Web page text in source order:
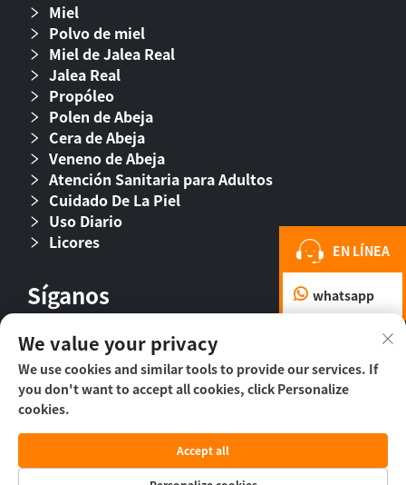
EN LÍNEA
whatsapp
Miel
Polvo de miel
Miel de Jalea Real
Jalea Real
Propóleo
Polen de Abeja
Cera de Abeja
Veneno de Abeja
Atención Sanitaria para Adultos
Cuidado De La Piel
Uso Diario
Licores
Síganos
Derechos de autor © 2026 Beijing Beehall Biological
Pharmaceutical Co., Ltd. -Política de privacidad
We value your privacy
We use cookies and similar tools to provide our services. If
you don't want to accept all cookies, click Personalize
cookies.
Accept all